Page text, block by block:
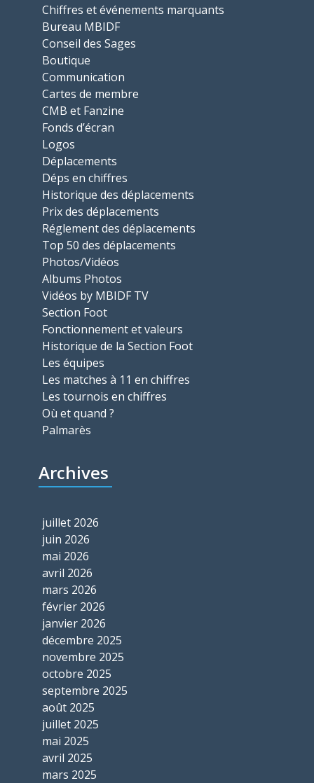
Chiffres et événements marquants
Bureau MBIDF
Conseil des Sages
Boutique
Communication
Cartes de membre
CMB et Fanzine
Fonds d’écran
Logos
Déplacements
Déps en chiffres
Historique des déplacements
Prix des déplacements
Réglement des déplacements
Top 50 des déplacements
Photos/Vidéos
Albums Photos
Vidéos by MBIDF TV
Section Foot
Fonctionnement et valeurs
Historique de la Section Foot
Les équipes
Les matches à 11 en chiffres
Les tournois en chiffres
Où et quand ?
Palmarès
Archives
juillet 2026
juin 2026
mai 2026
avril 2026
mars 2026
février 2026
janvier 2026
décembre 2025
novembre 2025
octobre 2025
septembre 2025
août 2025
juillet 2025
mai 2025
avril 2025
mars 2025